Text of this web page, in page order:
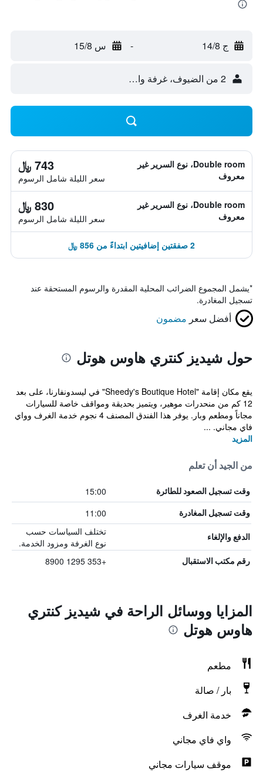
ج 14/8 - س 15/8
2 من الضيوف، غرفة واحدة
Double room، نوع السرير غير
معروف
743 ﷼
سعر الليلة شامل الرسوم
Double room، نوع السرير غير
معروف
830 ﷼
سعر الليلة شامل الرسوم
2 صفقتين إضافيتين ابتداءً من 856 ﷼
*يشمل المجموع الضرائب المحلية المقدرة والرسوم المستحقة عند
تسجيل المغادرة.
أفضل سعر مضمون
حول شيديز كنتري هاوس هوتل
يقع مكان إقامة "Sheedy's Boutique Hotel" في ليسدونفارنا، على بعد
12 كم من منحدرات موهير، ويتميز بحديقة ومواقف خاصة للسيارات
مجاناً ومطعم وبار. يوفر هذا الفندق المصنف 4 نجوم خدمة الغرف وواي
فاي مجاني. ...
المزيد
من الجيد أن تعلم
وقت تسجيل الصعود للطائرة 15:00
وقت تسجيل المغادرة 11:00
الدفع والإلغاء
تختلف السياسات حسب
نوع الغرفة ومزود الخدمة.
رقم مكتب الاستقبال +353 1295 8900
المزايا ووسائل الراحة في شيديز كنتري
هاوس هوتل
مطعم
بار / صالة
خدمة الغرف
واي فاي مجاني
موقف سيارات مجاني